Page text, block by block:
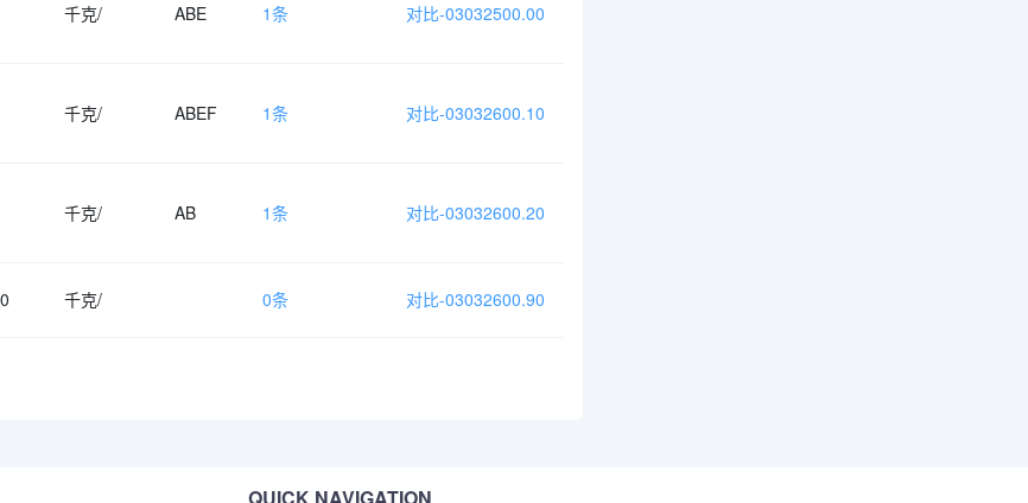
千克/ ABE 1条 对比-03032500.00
千克/ ABEF 1条 对比-03032600.10
千克/ AB 1条 对比-03032600.20
千克/ 0条 对比-03032600.90